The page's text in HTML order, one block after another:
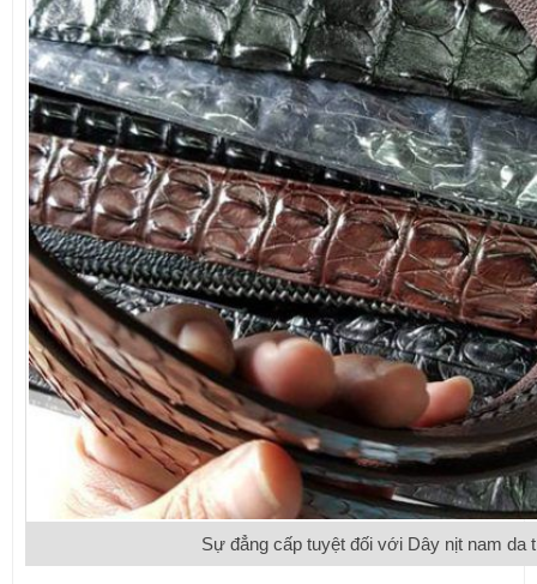
Sự đẳng cấp tuyệt đối với Dây nịt nam da